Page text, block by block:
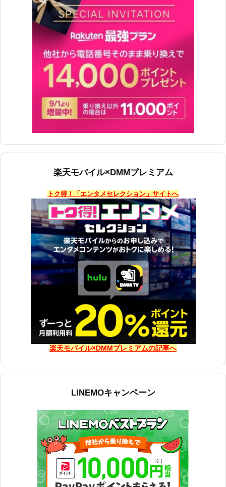
楽天モバイル×DMMプレミアム
トク得！「エンタメセレクション」サイトへ
楽天モバイル×DMMプレミアムの記事へ
LINEMOキャンペーン